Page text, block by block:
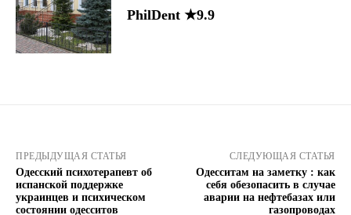
PhilDent ★9.9
ПРЕДЫДУЩАЯ СТАТЬЯ
Одесский психотерапевт об
испанской поддержке
украинцев и психическом
состоянии одесситов
СЛЕДУЮЩАЯ СТАТЬЯ
Одесситам на заметку : как
себя обезопасить в случае
аварии на нефтебазах или
газопроводах